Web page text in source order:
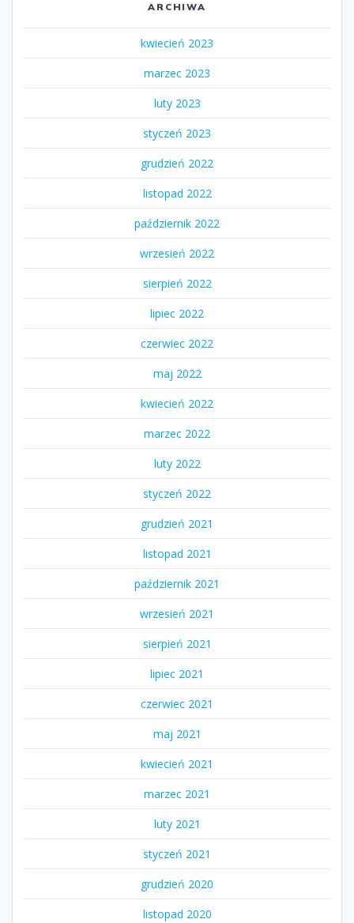
ARCHIWA
kwiecień 2023
marzec 2023
luty 2023
styczeń 2023
grudzień 2022
listopad 2022
październik 2022
wrzesień 2022
sierpień 2022
lipiec 2022
czerwiec 2022
maj 2022
kwiecień 2022
marzec 2022
luty 2022
styczeń 2022
grudzień 2021
listopad 2021
październik 2021
wrzesień 2021
sierpień 2021
lipiec 2021
czerwiec 2021
maj 2021
kwiecień 2021
marzec 2021
luty 2021
styczeń 2021
grudzień 2020
listopad 2020